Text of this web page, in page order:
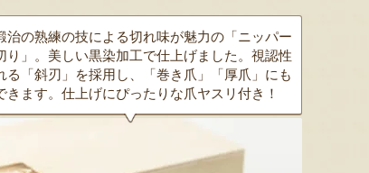
治の熟練の技による切れ味が魅力の「ニッパー
り」。美しい黒染加工で仕上げました。視認性
る「斜刃」を採用し、「巻き爪」「厚爪」にも
きます。仕上げにぴったりな爪ヤスリ付き！
塩辛 万越屋の焼き魚 西京漬け